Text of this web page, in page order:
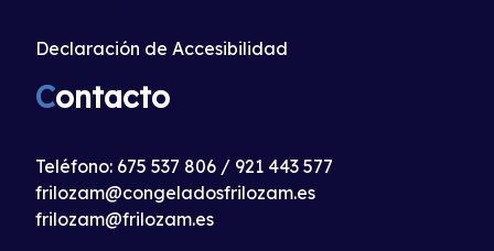
Declaración de Accesibilidad
Contacto
Teléfono: 675 537 806 / 921 443 577
frilozam@congeladosfrilozam.es
frilozam@frilozam.es